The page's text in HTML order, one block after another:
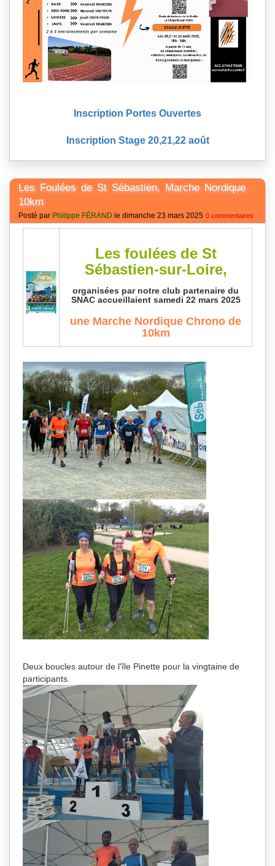
Inscription Portes Ouvertes
Inscription Stage 20,21,22 août
Les Foulées de St Sébastien, Marche Nordique
10km
Posté par Philippe FÉRAND le dimanche 23 mars 2025 0 commentaires
Les foulées de St
Sébastien-sur-Loire,
organisées par notre club partenaire du
SNAC accueillaient samedi 22 mars 2025
une Marche Nordique Chrono de
10km
Deux boucles autour de l'île Pinette pour la vingtaine de
participants.